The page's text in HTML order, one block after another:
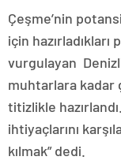
Çeşme’nin
için
vurgulayan
muhtarlara kadar
titizlikle
ihtiyaçlarını
kılmak” dedi.